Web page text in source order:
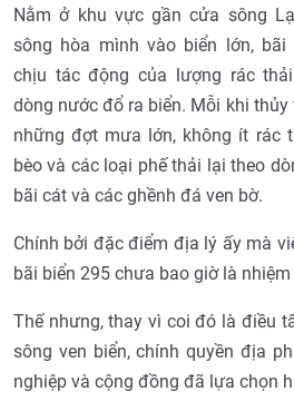
Nằm ở khu vực gần cửa sông
sông hòa mình vào biển lớn, bãi
chịu tác động của lượng rác
dòng nước đổ ra biển. Mỗi khi thủy
những đợt mưa lớn, không ít rác
bèo và các loại phế thải lại theo
bãi cát và các ghềnh đá ven bờ.
Chính bởi đặc điểm địa lý ấy mà
bãi biển 295 chưa bao giờ là nhiệm
Thế nhưng, thay vì coi đó là điều
sông ven biển, chính quyền địa
nghiệp và cộng đồng đã lựa chọn